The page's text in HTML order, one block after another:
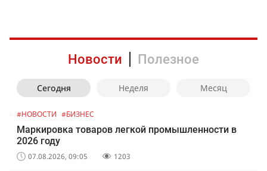
Новости Полезное
Сегодня Неделя Месяц
#НОВОСТИ #БИЗНЕС
Маркировка товаров легкой промышленности в
2026 году
07.08.2026, 09:05 1203